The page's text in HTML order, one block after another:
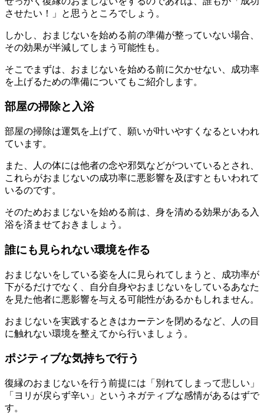
させたい！」と思うところでしょう。
しかし、おまじないを始める前の準備が整っていない場合、
その効果が半減してしまう可能性も。
そこでまずは、おまじないを始める前に欠かせない、成功率
を上げるための準備についてもご紹介します。
部屋の掃除と入浴
部屋の掃除は運気を上げて、願いが叶いやすくなるといわれ
ています。
また、人の体には他者の念や邪気などがついているとされ、
これらがおまじないの成功率に悪影響を及ぼすともいわれて
いるのです。
そのためおまじないを始める前は、身を清める効果がある入
浴を済ませておきましょう。
誰にも見られない環境を作る
おまじないをしている姿を人に見られてしまうと、成功率が
下がるだけでなく、自分自身やおまじないをしているあなた
を見た他者に悪影響を与える可能性があるかもしれません。
おまじないを実践するときはカーテンを閉めるなど、人の目
に触れない環境を整えてから行いましょう。
ポジティブな気持ちで行う
復縁のおまじないを行う前提には「別れてしまって悲しい」
「ヨリが戻らず辛い」というネガティブな感情があるはずで
す。